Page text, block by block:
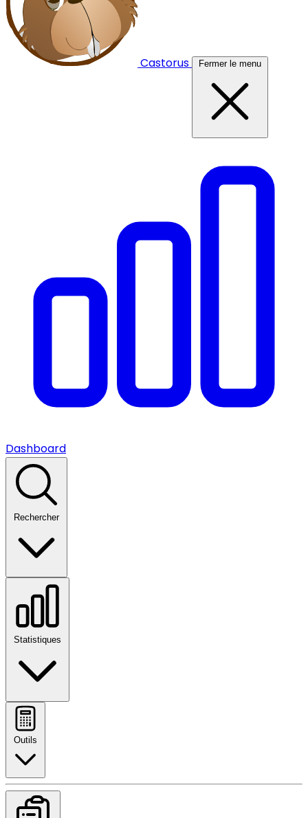
Castorus Fermer le menu
Dashboard
Rechercher
Statistiques
Outils